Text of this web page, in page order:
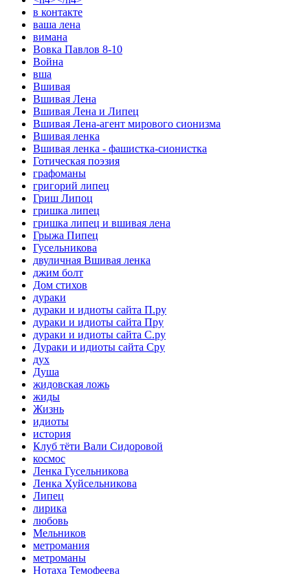
в контакте
ваша лена
вимана
Вовка Павлов 8-10
Война
вша
Вшивая
Вшивая Лена
Вшивая Лена и Липец
Вшивая Лена-агент мирового сионизма
Вшивая ленка
Вшивая ленка - фашистка-сионистка
Готическая поэзия
графоманы
григорий липец
Гриш Липоц
гришка липец
гришка липец и вшивая лена
Грыжа Пипец
Гусельникова
двуличная Вшивая ленка
джим болт
Дом стихов
дураки
дураки и идиоты сайта П.ру
дураки и идиоты сайта Пру
дураки и идиоты сайта С.ру
Дураки и идиоты сайта Сру
дух
Душа
жидовская ложь
жиды
Жизнь
идиоты
история
Клуб тёти Вали Сидоровой
космос
Ленка Гусельникова
Ленка Хуйсельникова
Липец
лирика
любовь
Мельников
метромания
метроманы
Нотаха Темофеева